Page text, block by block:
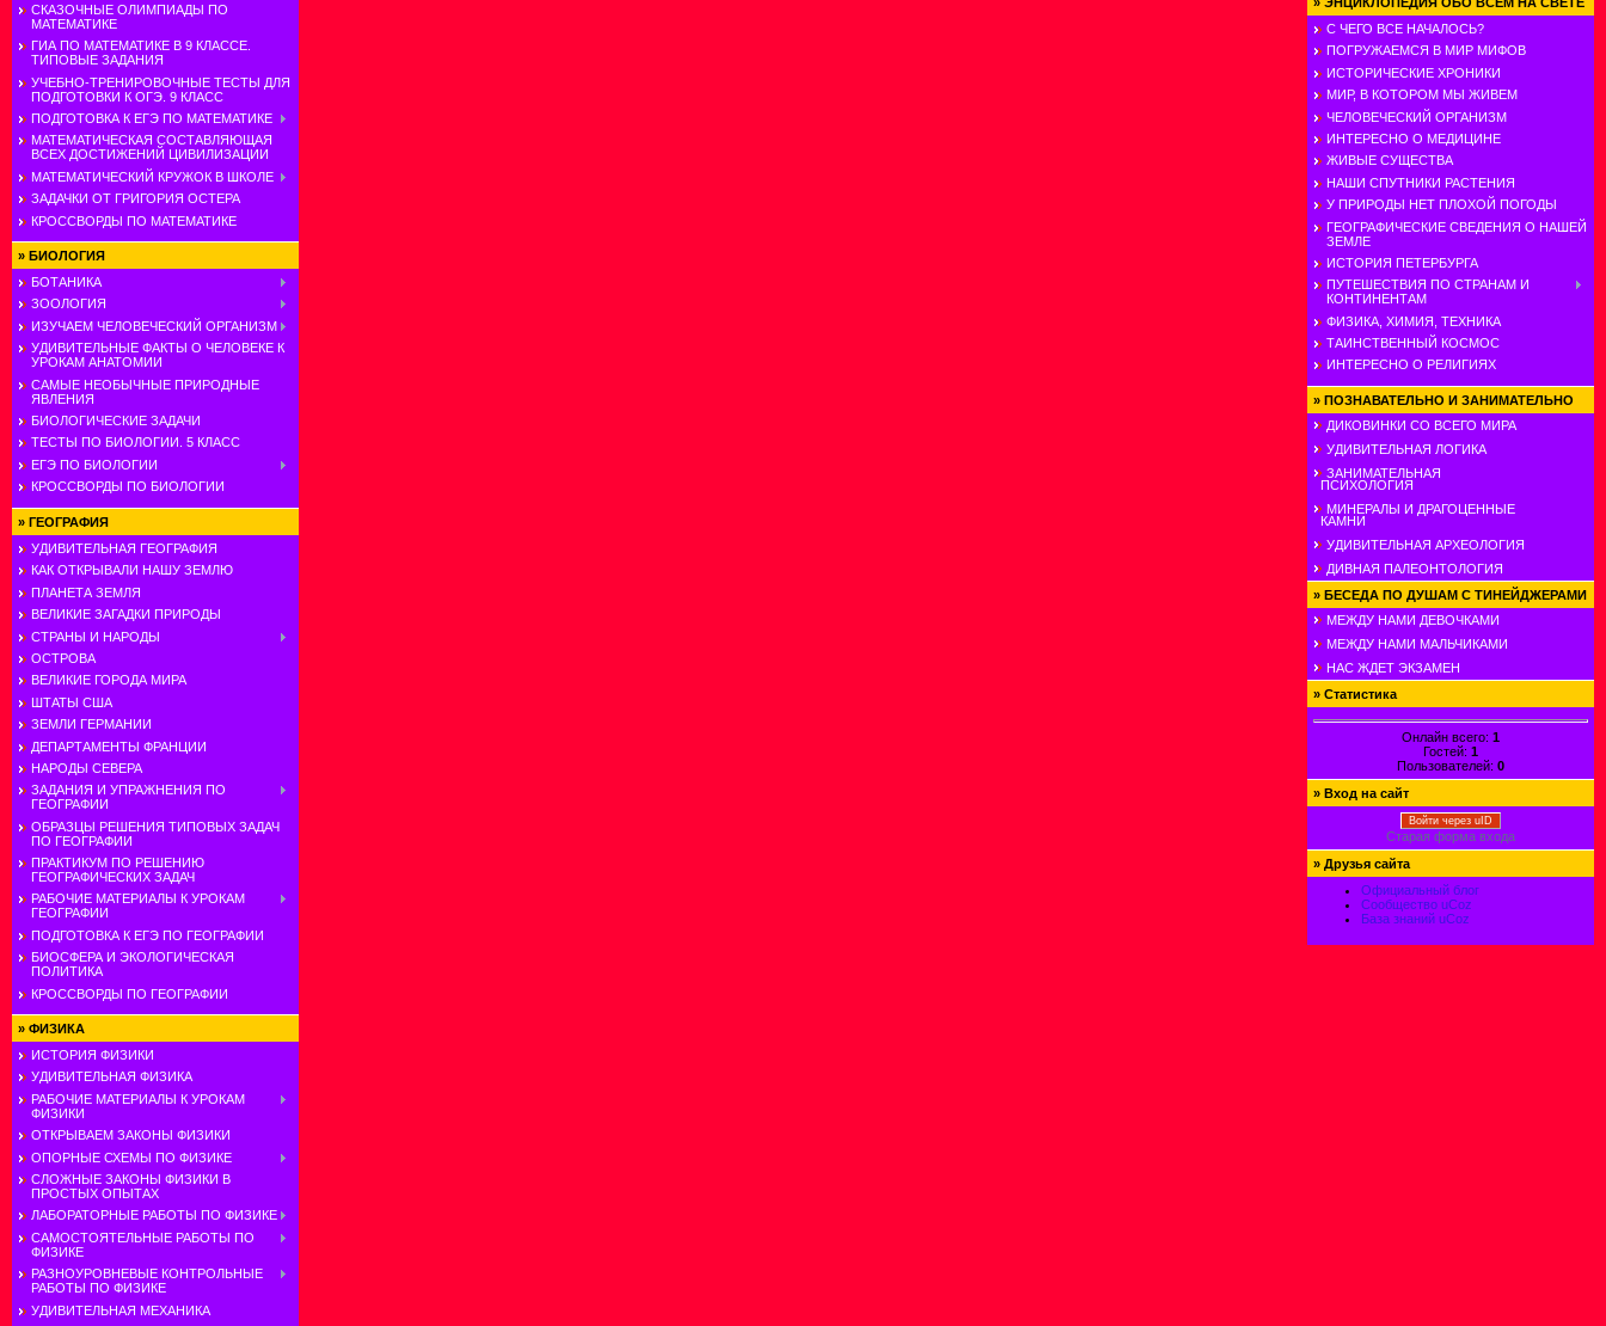
СКАЗОЧНЫЕ ОЛИМПИАДЫ ПО
МАТЕМАТИКЕ
ГИА ПО МАТЕМАТИКЕ В 9 КЛАССЕ.
ТИПОВЫЕ ЗАДАНИЯ
УЧЕБНО-ТРЕНИРОВОЧНЫЕ ТЕСТЫ ДЛЯ
ПОДГОТОВКИ К ОГЭ. 9 КЛАСС
ПОДГОТОВКА К ЕГЭ ПО МАТЕМАТИКЕ
МАТЕМАТИЧЕСКАЯ СОСТАВЛЯЮЩАЯ
ВСЕХ ДОСТИЖЕНИЙ ЦИВИЛИЗАЦИИ
МАТЕМАТИЧЕСКИЙ КРУЖОК В ШКОЛЕ
ЗАДАЧКИ ОТ ГРИГОРИЯ ОСТЕРА
КРОССВОРДЫ ПО МАТЕМАТИКЕ
» БИОЛОГИЯ
БОТАНИКА
ЗООЛОГИЯ
ИЗУЧАЕМ ЧЕЛОВЕЧЕСКИЙ ОРГАНИЗМ
УДИВИТЕЛЬНЫЕ ФАКТЫ О ЧЕЛОВЕКЕ К
УРОКАМ АНАТОМИИ
САМЫЕ НЕОБЫЧНЫЕ ПРИРОДНЫЕ
ЯВЛЕНИЯ
БИОЛОГИЧЕСКИЕ ЗАДАЧИ
ТЕСТЫ ПО БИОЛОГИИ. 5 КЛАСС
ЕГЭ ПО БИОЛОГИИ
КРОССВОРДЫ ПО БИОЛОГИИ
» ГЕОГРАФИЯ
УДИВИТЕЛЬНАЯ ГЕОГРАФИЯ
КАК ОТКРЫВАЛИ НАШУ ЗЕМЛЮ
ПЛАНЕТА ЗЕМЛЯ
ВЕЛИКИЕ ЗАГАДКИ ПРИРОДЫ
СТРАНЫ И НАРОДЫ
ОСТРОВА
ВЕЛИКИЕ ГОРОДА МИРА
ШТАТЫ США
ЗЕМЛИ ГЕРМАНИИ
ДЕПАРТАМЕНТЫ ФРАНЦИИ
НАРОДЫ СЕВЕРА
ЗАДАНИЯ И УПРАЖНЕНИЯ ПО
ГЕОГРАФИИ
ОБРАЗЦЫ РЕШЕНИЯ ТИПОВЫХ ЗАДАЧ
ПО ГЕОГРАФИИ
ПРАКТИКУМ ПО РЕШЕНИЮ
ГЕОГРАФИЧЕСКИХ ЗАДАЧ
РАБОЧИЕ МАТЕРИАЛЫ К УРОКАМ
ГЕОГРАФИИ
ПОДГОТОВКА К ЕГЭ ПО ГЕОГРАФИИ
БИОСФЕРА И ЭКОЛОГИЧЕСКАЯ
ПОЛИТИКА
КРОССВОРДЫ ПО ГЕОГРАФИИ
» ФИЗИКА
ИСТОРИЯ ФИЗИКИ
УДИВИТЕЛЬНАЯ ФИЗИКА
РАБОЧИЕ МАТЕРИАЛЫ К УРОКАМ
ФИЗИКИ
ОТКРЫВАЕМ ЗАКОНЫ ФИЗИКИ
ОПОРНЫЕ СХЕМЫ ПО ФИЗИКЕ
СЛОЖНЫЕ ЗАКОНЫ ФИЗИКИ В
ПРОСТЫХ ОПЫТАХ
ЛАБОРАТОРНЫЕ РАБОТЫ ПО ФИЗИКЕ
САМОСТОЯТЕЛЬНЫЕ РАБОТЫ ПО
ФИЗИКЕ
РАЗНОУРОВНЕВЫЕ КОНТРОЛЬНЫЕ
РАБОТЫ ПО ФИЗИКЕ
УДИВИТЕЛЬНАЯ МЕХАНИКА
С ЧЕГО ВСЕ НАЧАЛОСЬ?
ПОГРУЖАЕМСЯ В МИР МИФОВ
ИСТОРИЧЕСКИЕ ХРОНИКИ
МИР, В КОТОРОМ МЫ ЖИВЕМ
ЧЕЛОВЕЧЕСКИЙ ОРГАНИЗМ
ИНТЕРЕСНО О МЕДИЦИНЕ
ЖИВЫЕ СУЩЕСТВА
НАШИ СПУТНИКИ РАСТЕНИЯ
У ПРИРОДЫ НЕТ ПЛОХОЙ ПОГОДЫ
ГЕОГРАФИЧЕСКИЕ СВЕДЕНИЯ О НАШЕЙ
ЗЕМЛЕ
ИСТОРИЯ ПЕТЕРБУРГА
ПУТЕШЕСТВИЯ ПО СТРАНАМ И
КОНТИНЕНТАМ
ФИЗИКА, ХИМИЯ, ТЕХНИКА
ТАИНСТВЕННЫЙ КОСМОС
ИНТЕРЕСНО О РЕЛИГИЯХ
» ПОЗНАВАТЕЛЬНО И ЗАНИМАТЕЛЬНО
ДИКОВИНКИ СО ВСЕГО МИРА
УДИВИТЕЛЬНАЯ ЛОГИКА
ЗАНИМАТЕЛЬНАЯ
ПСИХОЛОГИЯ
МИНЕРАЛЫ И ДРАГОЦЕННЫЕ
КАМНИ
УДИВИТЕЛЬНАЯ АРХЕОЛОГИЯ
ДИВНАЯ ПАЛЕОНТОЛОГИЯ
» БЕСЕДА ПО ДУШАМ С ТИНЕЙДЖЕРАМИ
МЕЖДУ НАМИ ДЕВОЧКАМИ
МЕЖДУ НАМИ МАЛЬЧИКАМИ
НАС ЖДЕТ ЭКЗАМЕН
» Статистика
Онлайн всего: 1
Гостей: 1
Пользователей: 0
» Вход на сайт
Войти через uID
Старая форма входа
» Друзья сайта
Официальный блог
Сообщество uCoz
База знаний uCoz